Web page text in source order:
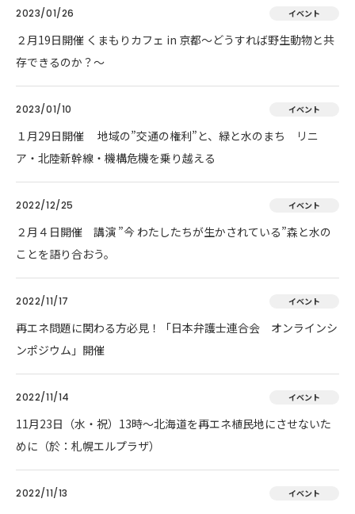
2023/01/26 イベント
２月19日開催 くまもりカフェ in 京都～どうすれば野生動物と共
存できるのか？～
2023/01/10 イベント
１月29日開催 地域の”交通の権利”と、緑と水のまち リニ
ア・北陸新幹線・機構危機を乗り越える
2022/12/25 イベント
２月４日開催 講演 ”今 わたしたちが生かされている”森と水の
ことを語り合おう。
2022/11/17 イベント
再エネ問題に関わる方必見！「日本弁護士連合会 オンラインシ
ンポジウム」開催
2022/11/14 イベント
11月23日（水・祝）13時～北海道を再エネ植民地にさせないた
めに（於：札幌エルプラザ）
2022/11/13 イベント